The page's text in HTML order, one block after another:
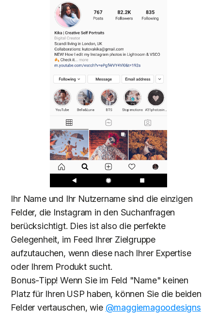
Ihr Name und Ihr Nutzername sind die einzigen
Felder, die Instagram in den Suchanfragen
berücksichtigt. Dies ist also die perfekte
Gelegenheit, im Feed Ihrer Zielgruppe
aufzutauchen, wenn diese nach Ihrer Expertise
oder Ihrem Produkt sucht.
Bonus-Tipp! Wenn Sie im Feld "Name" keinen
Platz für Ihren USP haben, können Sie die beiden
Felder vertauschen, wie @maggiemagoodesigns